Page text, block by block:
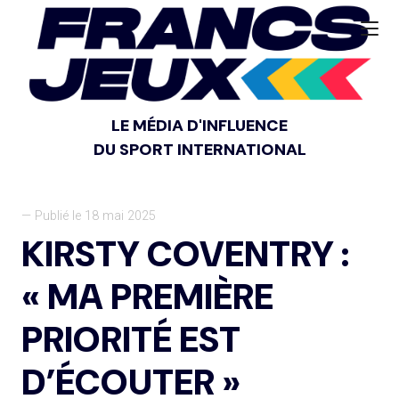
LE MÉDIA D'INFLUENCE
DU SPORT INTERNATIONAL
— Publié le 18 mai 2025
KIRSTY COVENTRY :
« MA PREMIÈRE
PRIORITÉ EST
D’ÉCOUTER »